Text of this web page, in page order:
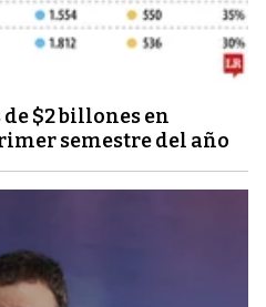
$2 billones en
semestre del año